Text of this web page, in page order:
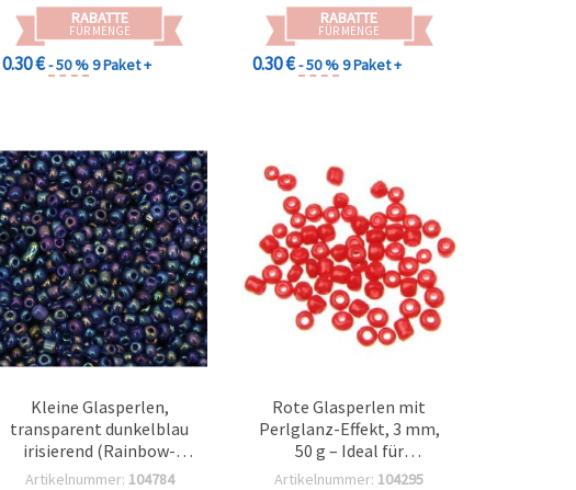
RABATTE
FÜR MENGE
0.30 €- 50 %9 Paket +
RABATTE
FÜR MENGE
0.30 €- 50 %9 Paket +
Kleine Glasperlen,
transparent dunkelblau
irisierend (Rainbow-
Effekt), 4 mm, 50 g
Artikelnummer: 104784
Rote Glasperlen mit
Perlglanz-Effekt, 3 mm,
50 g – Ideal für
Schmuckherstellung &
Artikelnummer: 104295